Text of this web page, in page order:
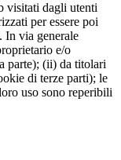
visitati dagli utenti
per essere poi
In via generale
e/o
parte); (ii) da titolari
di terze parti); le
uso sono reperibili